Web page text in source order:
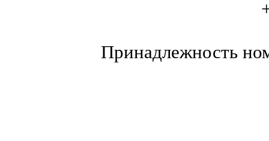
Принадлежность